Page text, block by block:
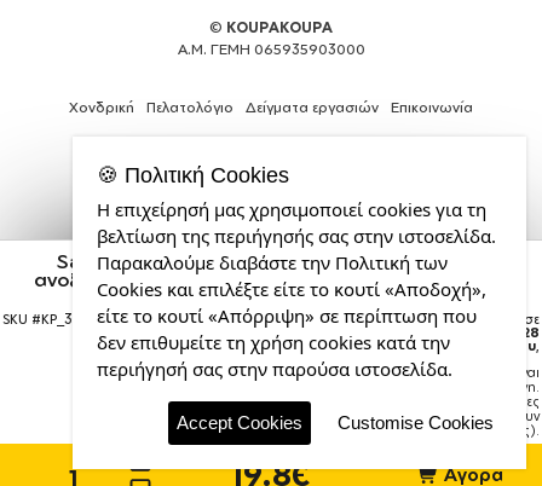
Santas, Deers & Trees, Παιδικό παγούρι θερμό,
ανοξείδωτο, με καλαμάκι ασφαλείας, πράσινο/μπλε
(350ml)
SKU #KP_3728_350kidthermo-b Η παραγγελία σας θα παραδοθεί σε
courier έως την Παρασκευή 28
Αυγούστου,
Σημείωση:Η παράδοση στο courier είναι
εκτιμώμενη.
1–3 εργάσιμες
ημέρες (ενδέχεται να υπάρξουν
καθυστερήσεις).
19.8€ Αγορά
© KOUPAKOUPA
Α.Μ. ΓΕΜΗ 065935903000
Χονδρική Πελατολόγιο Δείγματα εργασιών Επικοινωνία
Κατασκευή
ιστοσελίδων
και
Web
Design
από
την
CDL.gr
🍪 Πολιτική Cookies
Η επιχείρησή μας χρησιμοποιεί cookies για τη
βελτίωση της περιήγησής σας στην ιστοσελίδα.
Παρακαλούμε διαβάστε την Πολιτική των
Cookies και επιλέξτε είτε το κουτί «Αποδοχή»,
είτε το κουτί «Απόρριψη» σε περίπτωση που
δεν επιθυμείτε τη χρήση cookies κατά την
περιήγησή σας στην παρούσα ιστοσελίδα.
Accept Cookies Customise Cookies